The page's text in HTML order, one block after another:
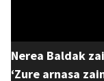
Nerea Baldak
‘Zure arnasa